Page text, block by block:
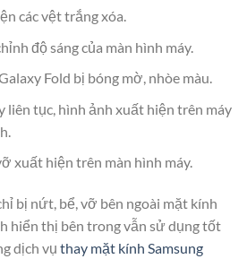
các vệt trắng xóa.
độ sáng của màn hình máy.
Fold bị bóng mờ, nhòe màu.
liên tục, hình ảnh xuất hiện trên máy
xuất hiện trên màn hình máy.
bị nứt, bể, vỡ bên ngoài mặt kính
hiển thị bên trong vẫn sử dụng tốt
dịch vụ thay mặt kính Samsung